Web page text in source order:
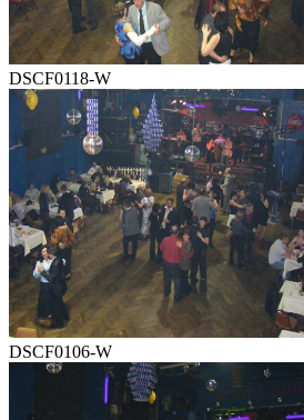
DSCF0118-W
DSCF0106-W